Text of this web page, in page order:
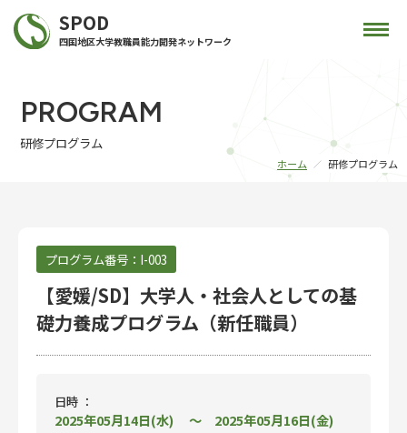
SPOD
四国地区大学教職員能力開発ネットワーク
PROGRAM
研修プログラム
ホーム 研修プログラム
プログラム番号： I-003
【愛媛/SD】大学人・社会人としての基
礎力養成プログラム（新任職員）
日時 ：
2025年05月14日(水) 〜 2025年05月16日(金)